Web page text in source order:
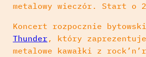
metalowy wieczór. Start o
Koncert rozpocznie bytowski
Thunder , który
metalowe kawałki z